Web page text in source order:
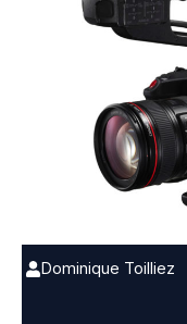
Dominique Toilliez